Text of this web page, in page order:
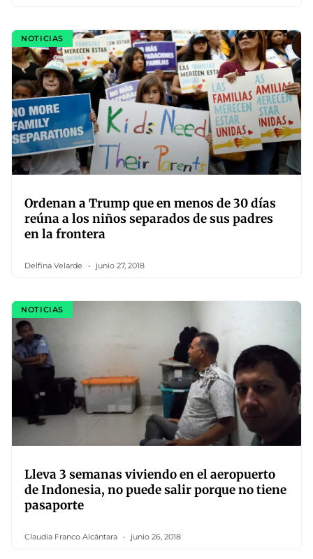
NOTICIAS
Ordenan a Trump que en menos de 30 días
reúna a los niños separados de sus padres
en la frontera
Delfina Velarde junio 27, 2018
NOTICIAS
Lleva 3 semanas viviendo en el aeropuerto
de Indonesia, no puede salir porque no tiene
pasaporte
Claudia Franco Alcántara junio 26, 2018